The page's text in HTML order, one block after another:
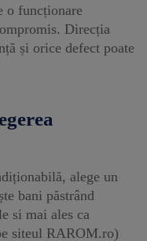
o funcționare
Direcția
și orice defect poate
alege un
bani păstrând
si mai ales ca
siteul RAROM.ro)